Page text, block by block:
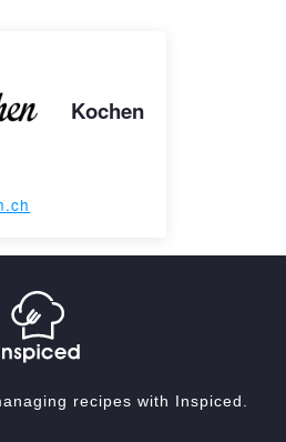
Kochen
recipes with Inspiced.